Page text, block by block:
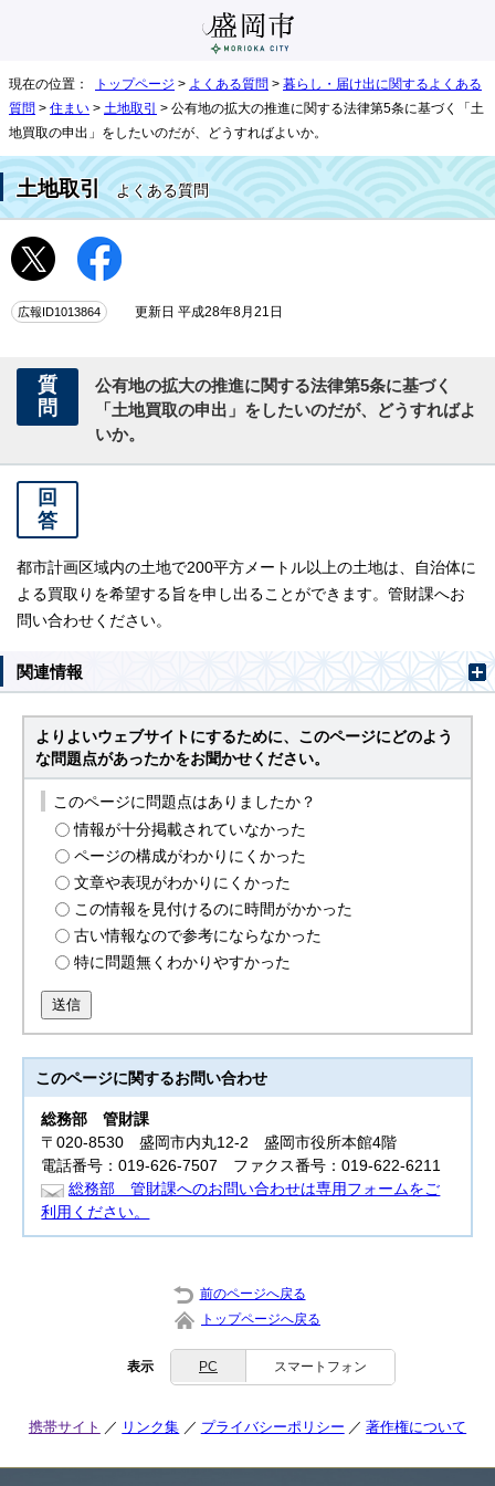
現在の位置： トップページ > よくある質問 > 暮らし・届け出に関するよくある
質問 > 住まい > 土地取引 > 公有地の拡大の推進に関する法律第5条に基づく「土
地買取の申出」をしたいのだが、どうすればよいか。
土地取引 よくある質問
広報ID1013864 更新日 平成28年8月21日
質
問
公有地の拡大の推進に関する法律第5条に基づく
「土地買取の申出」をしたいのだが、どうすればよ
いか。
回
答
都市計画区域内の土地で200平方メートル以上の土地は、自治体に
よる買取りを希望する旨を申し出ることができます。管財課へお
問い合わせください。
関連情報
よりよいウェブサイトにするために、このページにどのよう
な問題点があったかをお聞かせください。
このページに問題点はありましたか？
情報が十分掲載されていなかった
ページの構成がわかりにくかった
文章や表現がわかりにくかった
この情報を見付けるのに時間がかかった
古い情報なので参考にならなかった
特に問題無くわかりやすかった
送信
このページに関するお問い合わせ
総務部管財課
〒020-8530 盛岡市内丸12-2 盛岡市役所本館4階
電話番号：019-626-7507 ファクス番号：019-622-6211
総務部 管財課へのお問い合わせは専用フォームをご
利用ください。
前のページへ戻る
トップページへ戻る
表示 PC スマートフォン
携帯サイト リンク集 プライバシーポリシー 著作権について